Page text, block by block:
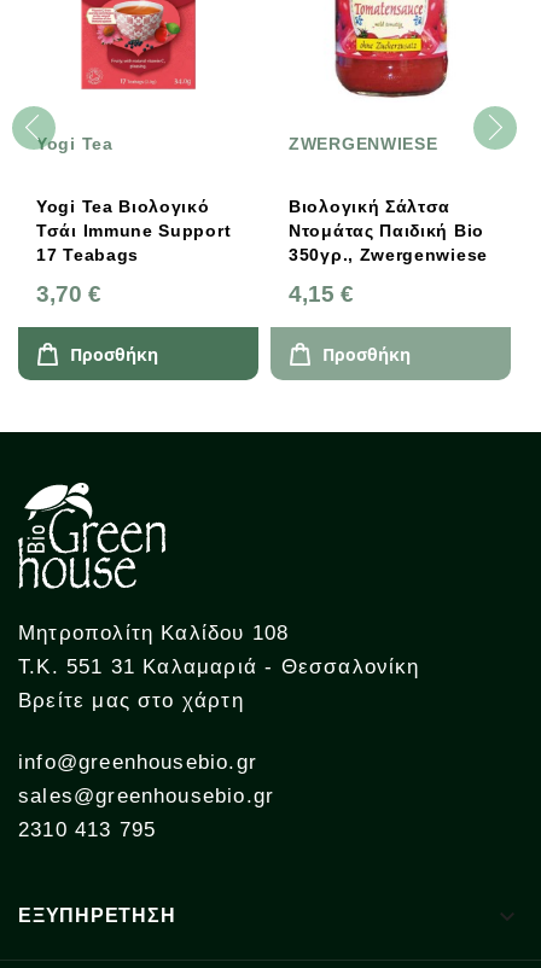
Yogi Tea
Yogi Tea Βιολογικό
Τσάι Immune Support
17 Teabags
3,70 €
Προσθήκη
ZWERGENWIESE
Βιολογική Σάλτσα
Ντομάτας Παιδική Bio
350γρ., Zwergenwiese
4,15 €
Προσθήκη
Μητροπολίτη Καλίδου 108
Τ.Κ. 551 31 Καλαμαριά - Θεσσαλονίκη
Βρείτε μας στο χάρτη
info@greenhousebio.gr
sales@greenhousebio.gr
2310 413 795
ΕΞΥΠΗΡΕΤΗΣΗ 